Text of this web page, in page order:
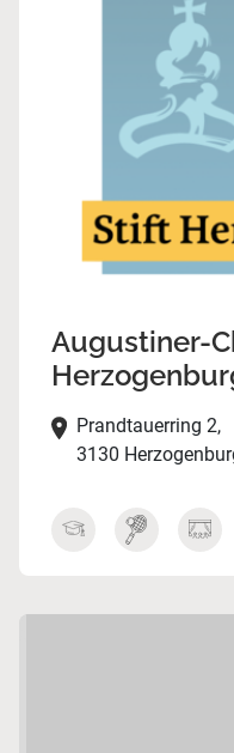
Augustiner-
Prandtauerring 2,
3130